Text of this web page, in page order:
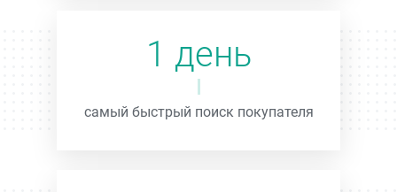
1 день
самый быстрый поиск покупателя